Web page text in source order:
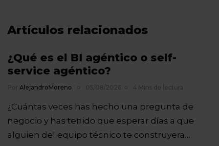
Artículos relacionados
¿Qué es el BI agéntico o self-
service agéntico?
Por AlejandroMoreno 05/08/2026 4 Mins de lectura
¿Cuántas veces has hecho una pregunta de
negocio y has tenido que esperar días a que
alguien del equipo técnico te construyera…